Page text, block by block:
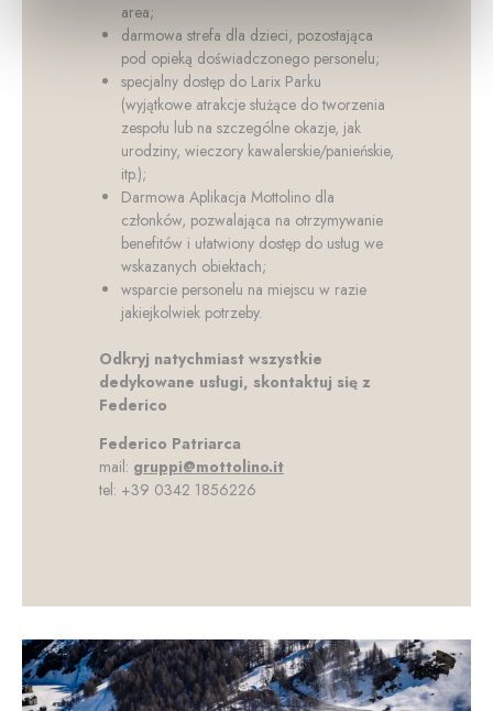
area;
darmowa strefa dla dzieci, pozostająca
pod opieką doświadczonego personelu;
specjalny dostęp do Larix Parku
(wyjątkowe atrakcje służące do tworzenia
zespołu lub na szczególne okazje, jak
urodziny, wieczory kawalerskie/panieńskie,
itp.);
Darmowa Aplikacja Mottolino dla
członków, pozwalająca na otrzymywanie
benefitów i ułatwiony dostęp do usług we
wskazanych obiektach;
wsparcie personelu na miejscu w razie
jakiejkolwiek potrzeby.
Odkryj natychmiast wszystkie
dedykowane usługi, skontaktuj się z
Federico
Federico Patriarca
mail: gruppi@mottolino.it
tel: +39 0342 1856226